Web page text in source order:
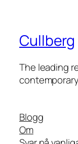
Cullberg
The leading
Blogg
Om